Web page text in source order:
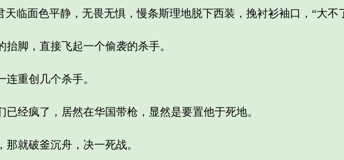
临面色平静，无畏无惧，慢条斯理地脱下西装，挽衬衫袖口，“大不
脚，直接飞起一个偷袭的杀手。
重创几个杀手。
经疯了，居然在华国带枪，显然是要置他于死地。
就破釜沉舟，决一死战。